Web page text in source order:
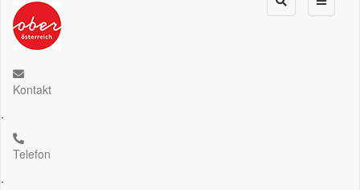
Kontakt
.
Telefon
.